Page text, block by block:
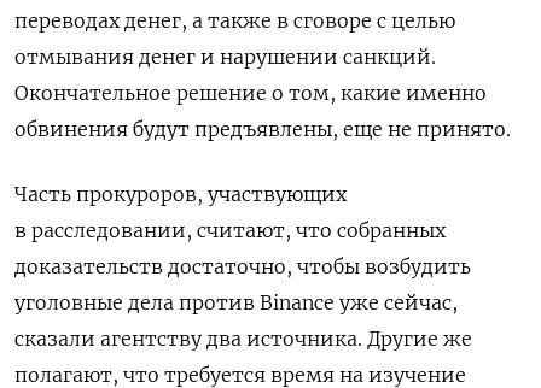
переводах денег, а также в сговоре с целью
отмывания денег и нарушении санкций.
Окончательное решение о том, какие именно
обвинения будут предъявлены, еще не принято.
Часть прокуроров, участвующих
в расследовании, считают, что собранных
доказательств достаточно, чтобы возбудить
уголовные дела против Binance уже сейчас,
сказали агентству два источника. Другие же
полагают, что требуется время на изучение